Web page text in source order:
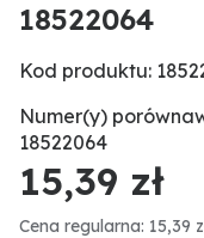
18522064
Kod produktu:
Numer(y)
18522064
15,39 zł
Cena regularna: 15,39